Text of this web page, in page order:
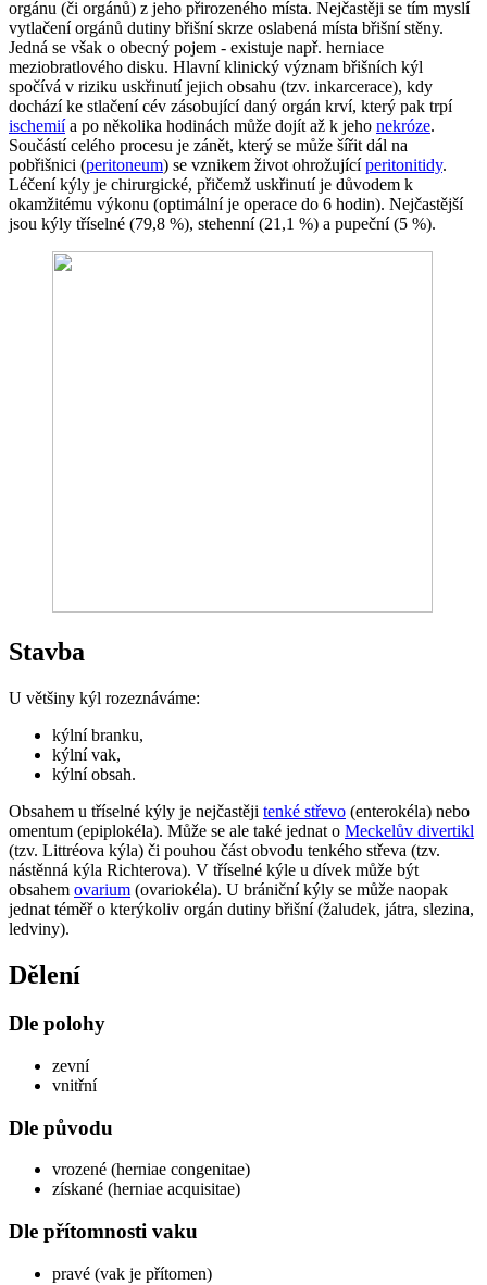
orgánu (či orgánů) z jeho přirozeného místa. Nejčastěji se tím myslí
vytlačení orgánů dutiny břišní skrze oslabená místa břišní stěny.
Jedná se však o obecný pojem - existuje např. herniace
meziobratlového disku. Hlavní klinický význam břišních kýl
spočívá v riziku uskřinutí jejich obsahu (tzv. inkarcerace), kdy
dochází ke stlačení cév zásobující daný orgán krví, který pak trpí
ischemiía po několika hodinách může dojít až k jeho nekróze.
Součástí celého procesu je zánět, který se může šířit dál na
pobřišnici (peritoneum) se vznikem život ohrožujícíperitonitidy.
Léčení kýly je chirurgické, přičemž uskřinutí je důvodem k
okamžitému výkonu (optimální je operace do 6 hodin). Nejčastější
jsou kýly tříselné (79,8 %), stehenní (21,1 %) a pupeční (5 %).
Stavba
U většiny kýl rozeznáváme:
kýlní branku,
kýlní vak,
kýlní obsah.
Obsahem u tříselné kýly je nejčastěji tenké střevo (enterokéla) nebo
omentum (epiplokéla). Může se ale také jednat o Meckelův divertikl
(tzv. Littréova kýla) či pouhou část obvodu tenkého střeva (tzv.
nástěnná kýla Richterova). V tříselné kýle u dívek může být
obsahem ovarium (ovariokéla). U brániční kýly se může naopak
jednat téměř o kterýkoliv orgán dutiny břišní (žaludek, játra, slezina,
ledviny).
Dělení
Dle polohy
zevní
vnitřní
Dle původu
vrozené (herniae congenitae)
získané (herniae acquisitae)
Dle přítomnosti vaku
pravé (vak je přítomen)